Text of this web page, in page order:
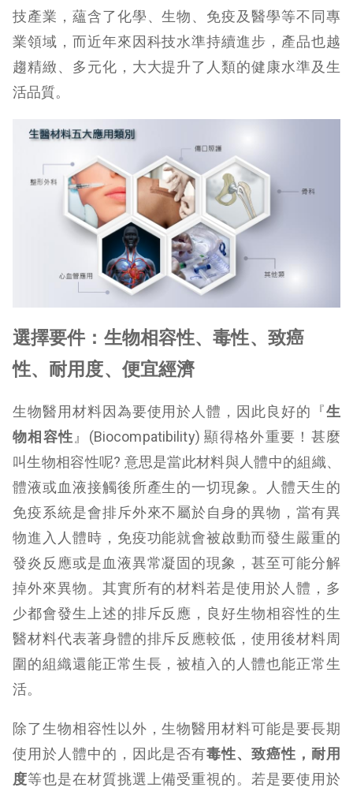
技產業，蘊含了化學、生物、免疫及醫學等不同專
業領域，而近年來因科技水準持續進步，產品也越
趨精緻、多元化，大大提升了人類的健康水準及生
活品質。
選擇要件：生物相容性、毒性、致癌
性、耐用度、便宜經濟
生物醫用材料因為要使用於人體，因此良好的『生
物相容性 』(Biocompatibility) 顯得格外重要！甚麼
叫生物相容性呢? 意思是當此材料與人體中的組織、
體液或血液接觸後所產生的一切現象。人體天生的
免疫系統是會排斥外來不屬於自身的異物，當有異
物進入人體時，免疫功能就會被啟動而發生嚴重的
發炎反應或是血液異常凝固的現象，甚至可能分解
掉外來異物。其實所有的材料若是使用於人體，多
少都會發生上述的排斥反應，良好生物相容性的生
醫材料代表著身體的排斥反應較低，使用後材料周
圍的組織還能正常生長，被植入的人體也能正常生
活。
除了生物相容性以外，生物醫用材料可能是要長期
使用於人體中的，因此是否有毒性、致癌性，耐用
度等也是在材質挑選上備受重視的。若是要使用於